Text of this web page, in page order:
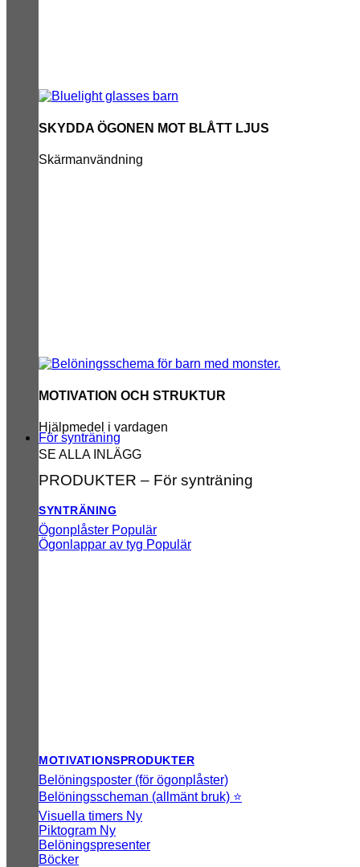
SKYDDA ÖGONEN MOT BLÅTT LJUS
Skärmanvändning
MOTIVATION OCH STRUKTUR
Hjälpmedel i vardagen
SE ALLA INLÄGG
För synträning
PRODUKTER – För synträning
SYNTRÄNING
Ögonplåster
Ögonlappar av tyg
MOTIVATIONSPRODUKTER
Belöningsposter (för ögonplåster)
Belöningsscheman (allmänt bruk) ⭐
Visuella timers
Piktogram
Belöningspresenter
Böcker